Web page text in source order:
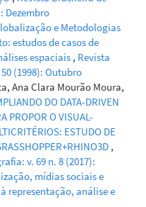
Dezembro
e Metodologias
estudos de casos de
espaciais , Revista
(1998): Outubro
Ana Clara Mourão Moura,
DO DATA-DRIVEN
PROPOR O VISUAL-
ESTUDO DE
,
v. 69 n. 8 (2017):
mídias sociais e
representação, análise e